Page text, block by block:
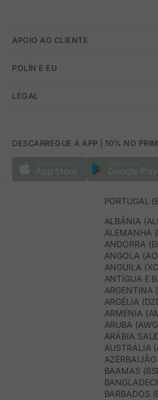
APOIO AO CLIENTE
POLÍN E EU
LEGAL
DESCARREGUE A APP | 10% NO
PORTUGAL
ALBÂNIA
ALEMANHA
ANDORRA
ANGOLA
ANGUILA
ANTÍGUA E
ARGENTINA
ARMÉNIA
ARUBA
AUSTRÁLIA
BAAMAS
BARBADOS